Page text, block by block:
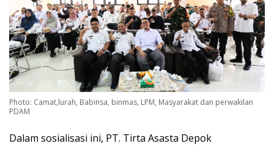
Photo: Camat,lurah, Babinsa, binmas, LPM, Masyarakat dan perwakilan
PDAM
Dalam sosialisasi ini, PT. Tirta Asasta Depok